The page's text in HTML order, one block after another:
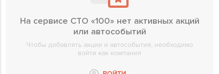
На сервисе СТО «100» нет активных акций
или автособытий
Чтобы добавлять акции и автособытия, необходимо
войти как компания